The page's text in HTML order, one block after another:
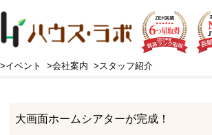
>イベント >会社案内 >スタッフ紹介
HOME > 工事日記> お知らせ > 大画面ホームシアター
大画面ホームシアターが完成！